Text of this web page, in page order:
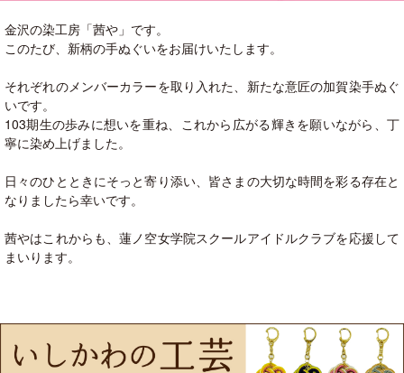
金沢の染工房「茜や」です。
このたび、新柄の手ぬぐいをお届けいたします。
それぞれのメンバーカラーを取り入れた、新たな意匠の加賀染手ぬぐ
いです。
103期生の歩みに想いを重ね、これから広がる輝きを願いながら、丁
寧に染め上げました。
日々のひとときにそっと寄り添い、皆さまの大切な時間を彩る存在と
なりましたら幸いです。
茜やはこれからも、蓮ノ空女学院スクールアイドルクラブを応援して
まいります。